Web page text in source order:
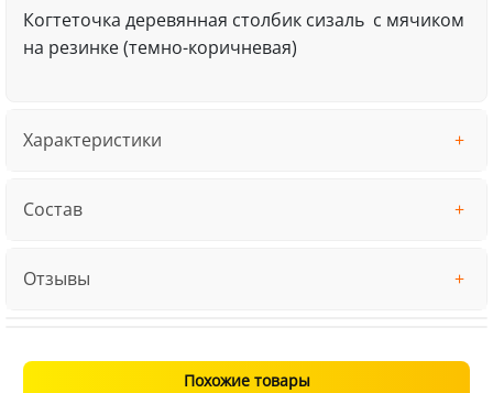
Когтеточка деревянная столбик сизаль с мячиком
на резинке (темно-коричневая)
Характеристики
Состав
Отзывы
Похожие товары